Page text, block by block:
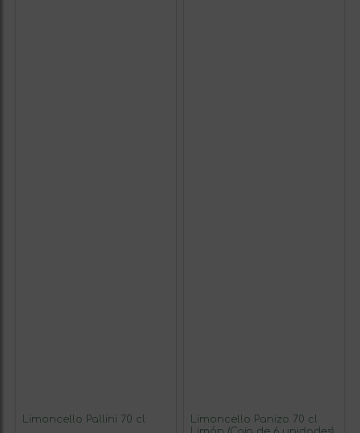
Limoncello Pallini 70 cl
Limoncello Panizo 70 cl